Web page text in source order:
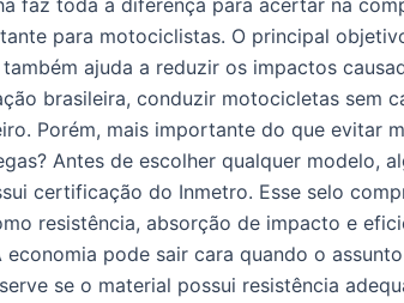
faz toda a diferença para acertar na
para motociclistas. O principal
ajuda a reduzir os impactos
brasileira, conduzir motocicletas sem
Porém, mais importante do que evitar
Antes de escolher qualquer modelo,
certificação do Inmetro. Esse selo
resistência, absorção de impacto e
pode sair cara quando o
se o material possui resistência